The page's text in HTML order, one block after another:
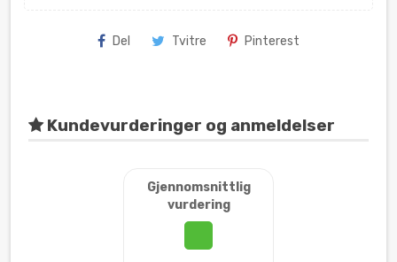
Del Tvitre Pinterest
Kundevurderinger og anmeldelser
Gjennomsnittlig
vurdering